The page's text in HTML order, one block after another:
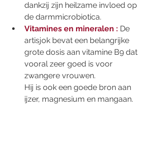
dankzij zijn heilzame invloed op
de darmmicrobiotica.
Vitamines en mineralen : De
artisjok bevat een belangrijke
grote dosis aan vitamine B9 dat
vooral zeer goed is voor
zwangere vrouwen.
Hij is ook een goede bron aan
ijzer, magnesium en mangaan.